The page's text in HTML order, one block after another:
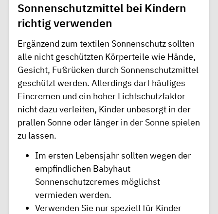
Sonnenschutzmittel bei Kindern
richtig verwenden
Ergänzend zum textilen Sonnenschutz sollten
alle nicht geschützten Körperteile wie Hände,
Gesicht, Fußrücken durch Sonnenschutzmittel
geschützt werden. Allerdings darf häufiges
Eincremen und ein hoher Lichtschutzfaktor
nicht dazu verleiten, Kinder unbesorgt in der
prallen Sonne oder länger in der Sonne spielen
zu lassen.
Im ersten Lebensjahr sollten wegen der
empfindlichen Babyhaut
Sonnenschutzcremes möglichst
vermieden werden.
Verwenden Sie nur speziell für Kinder